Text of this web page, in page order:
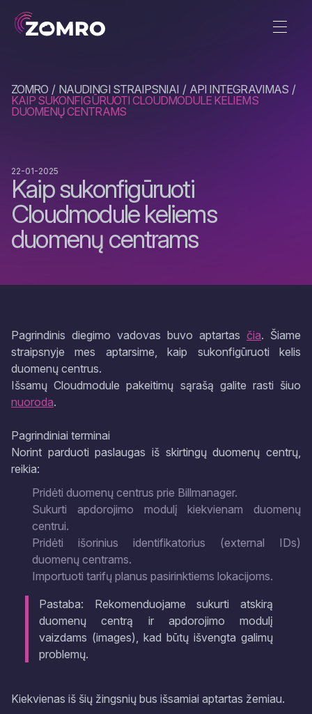
ZOMRO NAUDINGI STRAIPSNIAI
API INTEGRAVIMAS
KAIP SUKONFIGŪRUOTI CLOUDMODULE KELIEMS
DUOMENŲ CENTRAMS
Kaip sukonfigūruoti
Cloudmodule keliems
duomenų centrams
22-01-2025
Pagrindinis diegimo vadovas buvo aptartas čia. Šiame
straipsnyje mes aptarsime, kaip sukonfigūruoti kelis
duomenų centrus.
Išsamų Cloudmodule pakeitimų sąrašą galite rasti šiuo
nuoroda.
Pagrindiniai terminai
Norint parduoti paslaugas iš skirtingų duomenų centrų,
reikia:
Pridėti duomenų centrus prie Billmanager.
Sukurti apdorojimo modulį kiekvienam duomenų
centrui.
Pridėti išorinius identifikatorius (external IDs)
duomenų centrams.
Importuoti tarifų planus pasirinktiems lokacijoms.
Pastaba: Rekomenduojame sukurti atskirą
duomenų centrą ir apdorojimo modulį
vaizdams (images), kad būtų išvengta galimų
problemų.
Kiekvienas iš šių žingsnių bus išsamiai aptartas žemiau.